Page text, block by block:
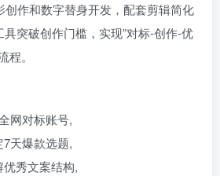
创作和数字替身开发，配套剪辑简化
突破创作门槛，实现”对标-创作-优
程。
网对标账号,
天爆款选题,
秀文案结构,